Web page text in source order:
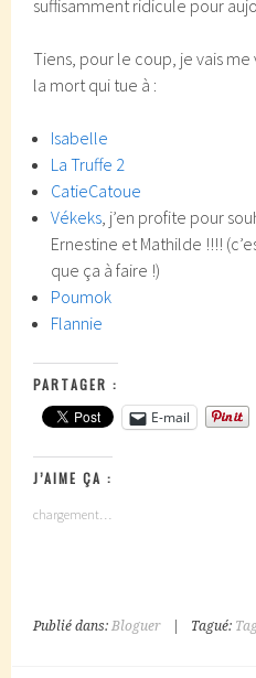
suffisamment ridicule pour
Tiens, pour le coup, je vais
la mort qui tue à :
Isabelle
La Truffe 2
CatieCatoue
Vékeks, j’en profite pour
Ernestine et Mathilde !!!!
que ça à faire !)
Poumok
Flannie
PARTAGER :
E-mail
J’AIME ÇA :
chargement…
Publié dans:Bloguer Tagué: